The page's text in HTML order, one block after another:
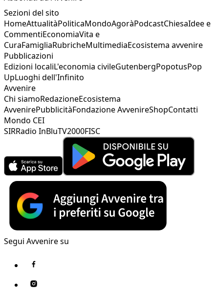
Sezioni del sito
HomeAttualitàPoliticaMondoAgoràPodcastChiesaIdee e
CommentiEconomiaVita e
CuraFamigliaRubricheMultimediaEcosistema avvenire
Pubblicazioni
Edizioni localiL'economia civileGutenbergPopotusPop
UpLuoghi dell'Infinito
Avvenire
Chi siamoRedazioneEcosistema
AvvenirePubblicitàFondazione AvvenireShopContatti
Mondo CEI
SIRRadio InBluTV2000FISC
Segui Avvenire su